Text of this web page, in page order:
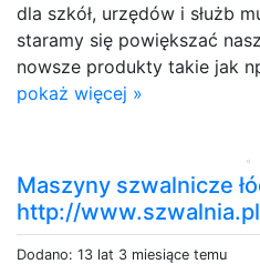
dla szkół, urzędów i służb
staramy się powiększać
nowsze produkty takie jak
pokaż więcej »
Maszyny szwalnicze
http://www.szwalnia.pl
Dodano: 13 lat 3 miesiące temu